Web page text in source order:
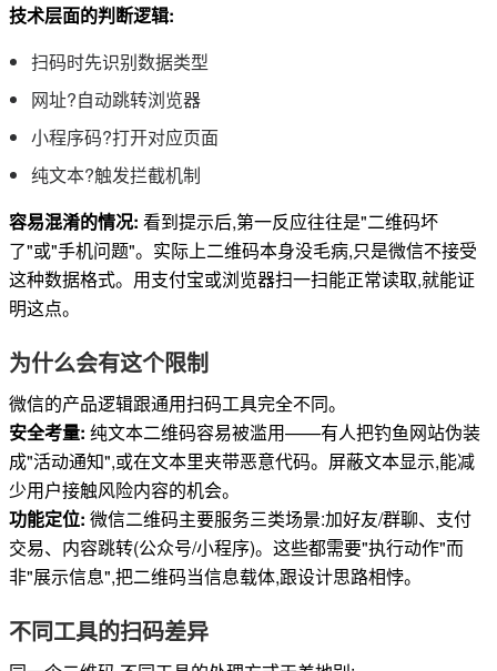
技术层面的判断逻辑:
扫码时先识别数据类型
网址?自动跳转浏览器
小程序码?打开对应页面
纯文本?触发拦截机制
容易混淆的情况: 看到提示后,第一反应往往是"二维码坏
了"或"手机问题"。实际上二维码本身没毛病,只是微信不接受
这种数据格式。用支付宝或浏览器扫一扫能正常读取,就能证
明这点。
为什么会有这个限制
微信的产品逻辑跟通用扫码工具完全不同。
安全考量: 纯文本二维码容易被滥用——有人把钓鱼网站伪装
成"活动通知",或在文本里夹带恶意代码。屏蔽文本显示,能减
少用户接触风险内容的机会。
功能定位: 微信二维码主要服务三类场景:加好友/群聊、支付
交易、内容跳转(公众号/小程序)。这些都需要"执行动作"而
非"展示信息",把二维码当信息载体,跟设计思路相悖。
不同工具的扫码差异